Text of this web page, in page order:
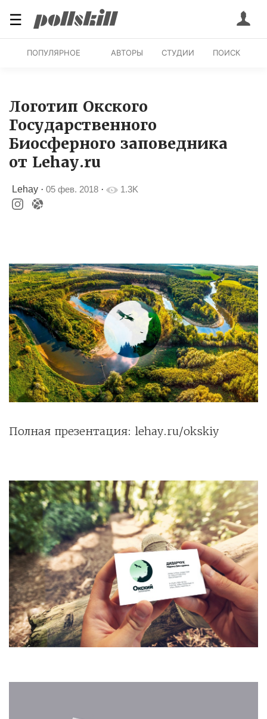
☰
ПОПУЛЯРНОЕ АВТОРЫ СТУДИИ ПОИСК
Логотип Окского
Государственного
Биосферного заповедника
от Lehay.ru
Lehay · 05 фев. 2018 · 1.3K
Полная презентация: lehay.ru/okskiy